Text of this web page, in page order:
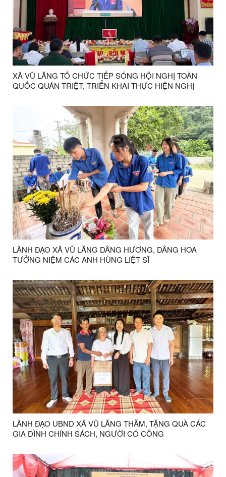
XÃ VŨ LĂNG TỔ CHỨC TIẾP SÓNG HỘI NGHỊ TOÀN
QUỐC QUÁN TRIỆT, TRIỂN KHAI THỰC HIỆN NGHỊ
TRUNG ƯƠNG ĐẢNG KHÓA XIV
LÃNH ĐẠO XÃ VŨ LĂNG DÂNG HƯƠNG, DÂNG HOA
TƯỞNG NIỆM CÁC ANH HÙNG LIỆT SĨ
LÃNH ĐẠO UBND XÃ VŨ LĂNG THĂM, TẶNG QUÀ CÁC
GIA ĐÌNH CHÍNH SÁCH, NGƯỜI CÓ CÔNG